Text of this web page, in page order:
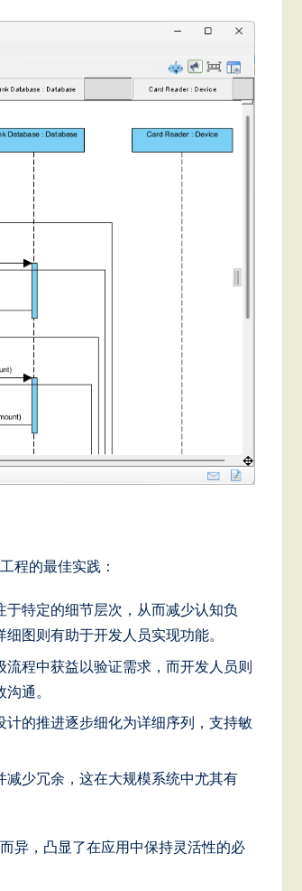
程的最佳实践：
于特定的细节层次，从而减少认知负
图则有助于开发人员实现功能。
流程中获益以验证需求，而开发人员则
通。
的推进逐步细化为详细序列，支持敏
减少冗余，这在大规模系统中尤其有
异，凸显了在应用中保持灵活性的必